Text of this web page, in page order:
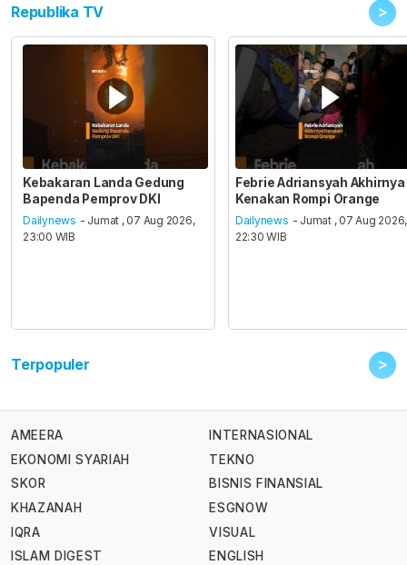
Republika TV >
Kebakaran Landa Gedung
Bapenda Pemprov DKI
Dailynews - Jumat , 07 Aug 2026,
23:00 WIB
Febrie Adriansyah Akhirnya
Kenakan Rompi Orange
Dailynews - Jumat , 07 Aug 2026,
22:30 WIB
Terpopuler >
AMEERA
EKONOMI SYARIAH
SKOR
KHAZANAH
IQRA
ISLAM DIGEST
INTERNASIONAL
TEKNO
BISNIS FINANSIAL
ESGNOW
VISUAL
ENGLISH